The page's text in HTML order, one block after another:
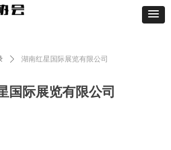
ꄲ 湖南红星国际展览有限公司
国际展览有限公司